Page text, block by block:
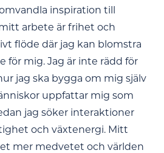
inspiration till
arbete är frihet och
flöde där jag kan blomstra
för mig. Jag är inte rädd för
jag ska bygga om mig själv
uppfattar mig som
jag söker interaktioner
och växtenergi. Mitt
mer medvetet och världen